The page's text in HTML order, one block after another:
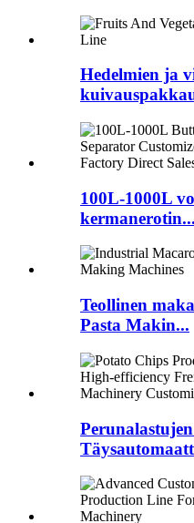
Hedelmien ja
100L-1000L
kermanerotin...
Teollinen
Pasta Makin...